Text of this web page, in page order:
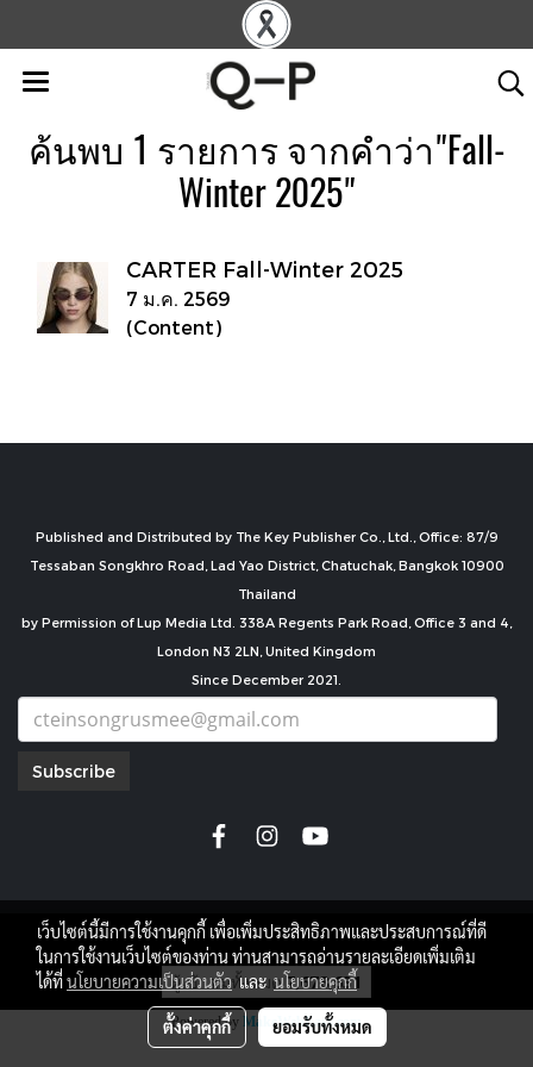
ค้นพบ 1 รายการ จากคำว่า"Fall-
Winter 2025"
CARTER Fall-Winter 2025
7 ม.ค. 2569
(Content)
Published and Distributed by The Key Publisher Co., Ltd., Office: 87/9
Tessaban Songkhro Road, Lad Yao District, Chatuchak, Bangkok 10900
Thailand
by Permission of Lup Media Ltd. 338A Regents Park Road, Office 3 and 4,
London N3 2LN, United Kingdom
Since December 2021.
Subscribe
copyright by
ผู้เข้าชมทั้งหมด7,678,631
Powered by MakeWebEasy.com
เว็บไซต์นี้มีการใช้งานคุกกี้ เพื่อเพิ่มประสิทธิภาพและประสบการณ์ที่ดี
ในการใช้งานเว็บไซต์ของท่าน ท่านสามารถอ่านรายละเอียดเพิ่มเติม
ได้ที่นโยบายความเป็นส่วนตัวและนโยบายคุกกี้
ตั้งค่าคุกกี้ ยอมรับทั้งหมด